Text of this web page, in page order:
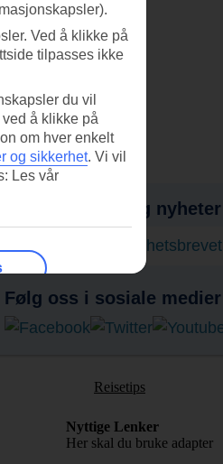
Få tilbud, tips og nyheter
Abonner på nyhetsbrevet
Følg oss i sosiale medier
Reisetips
Nyttige Lenker
Her skal du bruke adapter
Ved å klikke på
tilpasses ikke
du vil
å klikke på
om hver enkelt
og sikkerhet. Vi vil
Les vår